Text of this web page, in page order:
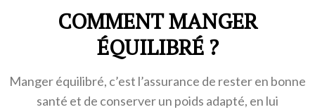
COMMENT MANGER
ÉQUILIBRÉ ?
Manger équilibré, c’est l’assurance de rester en bonne
santé et de conserver un poids adapté, en lui